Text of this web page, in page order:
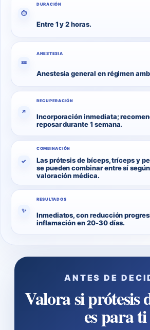
⏱
DURACIÓN
Entre 1 y 2 horas.
💤
ANESTESIA
Anestesia general en régimen
↗
RECUPERACIÓN
Incorporación inmediata;
reposar durante 1 semana.
✓
COMBINACIÓN
Las prótesis de bíceps, tríceps y
se pueden combinar entre sí según
valoración médica.
✨
RESULTADOS
Inmediatos, con reducción
inflamación en 20-30 días.
ANTES DE
Valora si prótesis
es para ti